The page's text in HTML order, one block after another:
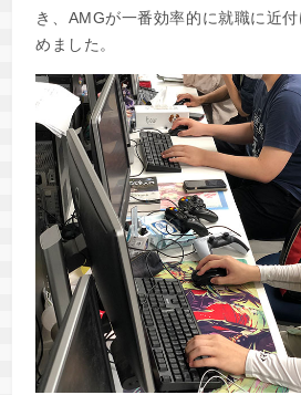
き、AMGが一番効率的に就職に近
めました。